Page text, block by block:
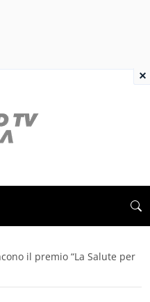
il premio “La Salute per
×